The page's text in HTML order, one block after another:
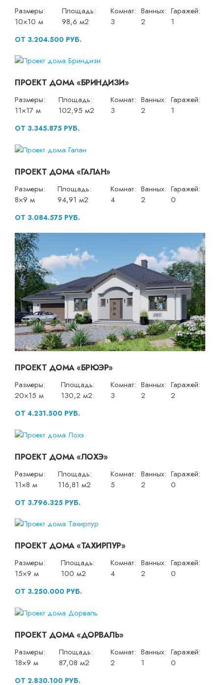
Размеры:
10×10 м
Площадь:
98,6 м2
Комнат:
3
Ванных:
2
Гаражей:
1
ОТ 3.204.500 РУБ.
ПРОЕКТ ДОМА «БРИНДИЗИ»
Размеры:
11×17 м
Площадь:
102,95 м2
Комнат:
3
Ванных:
2
Гаражей:
1
ОТ 3.345.875 РУБ.
ПРОЕКТ ДОМА «ГАЛАН»
Размеры:
8×9 м
Площадь:
94,91 м2
Комнат:
4
Ванных:
2
Гаражей:
0
ОТ 3.084.575 РУБ.
ПРОЕКТ ДОМА «БРЮЭР»
Размеры:
20×15 м
Площадь:
130,2 м2
Комнат:
3
Ванных:
2
Гаражей:
2
ОТ 4.231.500 РУБ.
ПРОЕКТ ДОМА «ЛОХЭ»
Размеры:
11×8 м
Площадь:
116,81 м2
Комнат:
5
Ванных:
2
Гаражей:
0
ОТ 3.796.325 РУБ.
ПРОЕКТ ДОМА «ТАХИРПУР»
Размеры:
15×9 м
Площадь:
100 м2
Комнат:
4
Ванных:
2
Гаражей:
0
ОТ 3.250.000 РУБ.
ПРОЕКТ ДОМА «ДОРВАЛЬ»
Размеры:
18×9 м
Площадь:
87,08 м2
Комнат:
2
Ванных:
1
Гаражей:
0
ОТ 2.830.100 РУБ.